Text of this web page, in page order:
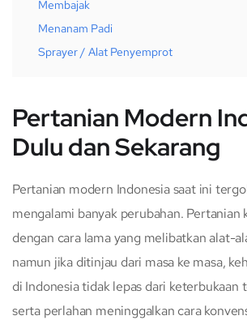
Membajak
Menanam Padi
Sprayer / Alat Penyemprot
Pertanian Modern
Dulu dan Sekarang
Pertanian modern Indonesia saat ini
mengalami banyak perubahan. Pertanian
dengan cara lama yang melibatkan alat-
namun jika ditinjau dari masa ke masa,
di Indonesia tidak lepas dari keterbukaan
serta perlahan meninggalkan cara